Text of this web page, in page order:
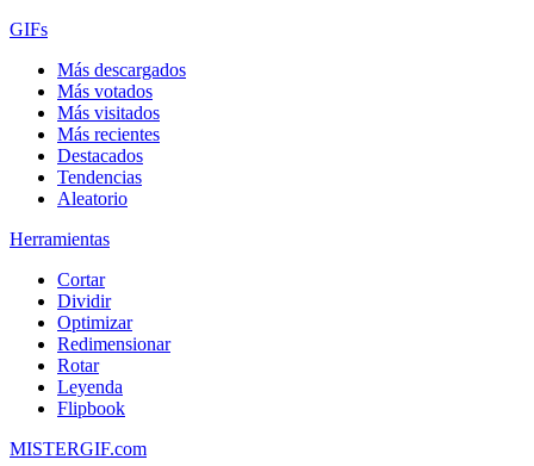
GIFs
Más descargados
Más votados
Más visitados
Más recientes
Destacados
Tendencias
Aleatorio
Herramientas
Cortar
Dividir
Optimizar
Redimensionar
Rotar
Leyenda
Flipbook
MISTERGIF.com